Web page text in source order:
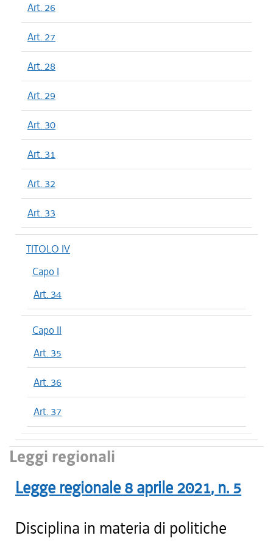
Art. 26
Art. 27
Art. 28
Art. 29
Art. 30
Art. 31
Art. 32
Art. 33
TITOLO IV
Capo I
Art. 34
Capo II
Art. 35
Art. 36
Art. 37
Leggi regionali
Legge regionale 8 aprile 2021, n. 5
Disciplina in materia di politiche